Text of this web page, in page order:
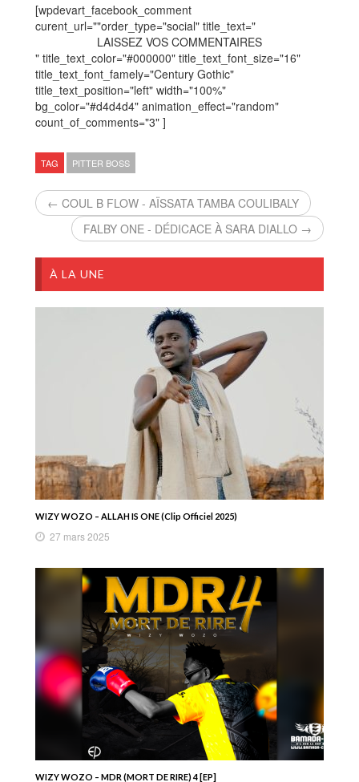
[wpdevart_facebook_comment
curent_url=""order_type="social" title_text="
LAISSEZ VOS COMMENTAIRES
" title_text_color="#000000" title_text_font_size="16"
title_text_font_famely="Century Gothic"
title_text_position="left" width="100%"
bg_color="#d4d4d4" animation_effect="random"
count_of_comments="3" ]
TAG PITTER BOSS
← COUL B FLOW - AÏSSATA TAMBA COULIBALY
FALBY ONE - DÉDICACE À SARA DIALLO →
À LA UNE
WIZY WOZO – ALLAH IS ONE (Clip Officiel 2025)
27 mars 2025
WIZY WOZO – MDR (MORT DE RIRE) 4 [EP]